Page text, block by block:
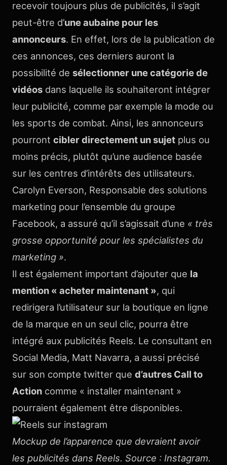
recevoir toujours plus de publicités, il s’agit
peut-être d’une aubaine pour les
annonceurs. En effet, lors de la publication de
ces annonces, ces derniers auront la
possibilité de sélectionner une catégorie de
vidéos dans laquelle ils souhaiteront intégrer
leur publicité, comme par exemple la mode ou
les sports de combat. Ainsi, les annonceurs
pourront cibler directement un sujet plus ou
moins précis, plutôt qu’une audience basée
sur les centres d’intérêts des utilisateurs.
Carolyn Everson, Responsable des solutions
marketing pour l’ensemble du groupe
Facebook, a assuré qu’il s’agissait d’une « très
grosse opportunité pour les spécialistes du
marketing ».
Il est également important d’ajouter que la
mention « acheter maintenant », qui
redirigera l’utilisateur sur la boutique en ligne
de la marque en un seul clic, pourra être
intégré aux publicités Reels. Le consultant en
Social Media, Matt Navarra, a aussi précisé
sur son compte twitter que d’autres Call to
Action comme « installer maintenant »
pourraient également être disponibles.
Mockup de l’apparence que devraient avoir
les publicités dans Reels. Source : Instagram.